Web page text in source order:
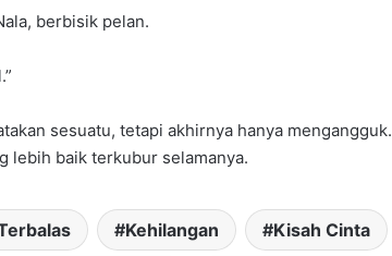
berbisik pelan.
sesuatu, tetapi akhirnya hanya mengangguk.
lebih baik terkubur selamanya.
Kehilangan Kisah Cinta